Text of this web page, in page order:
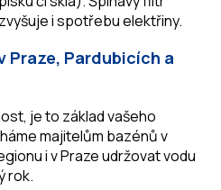
i spotřebu elektřiny.
Praze, Pardubicích a
je to základ vašeho
majitelům bazénů v
i v Praze udržovat vodu
rok.